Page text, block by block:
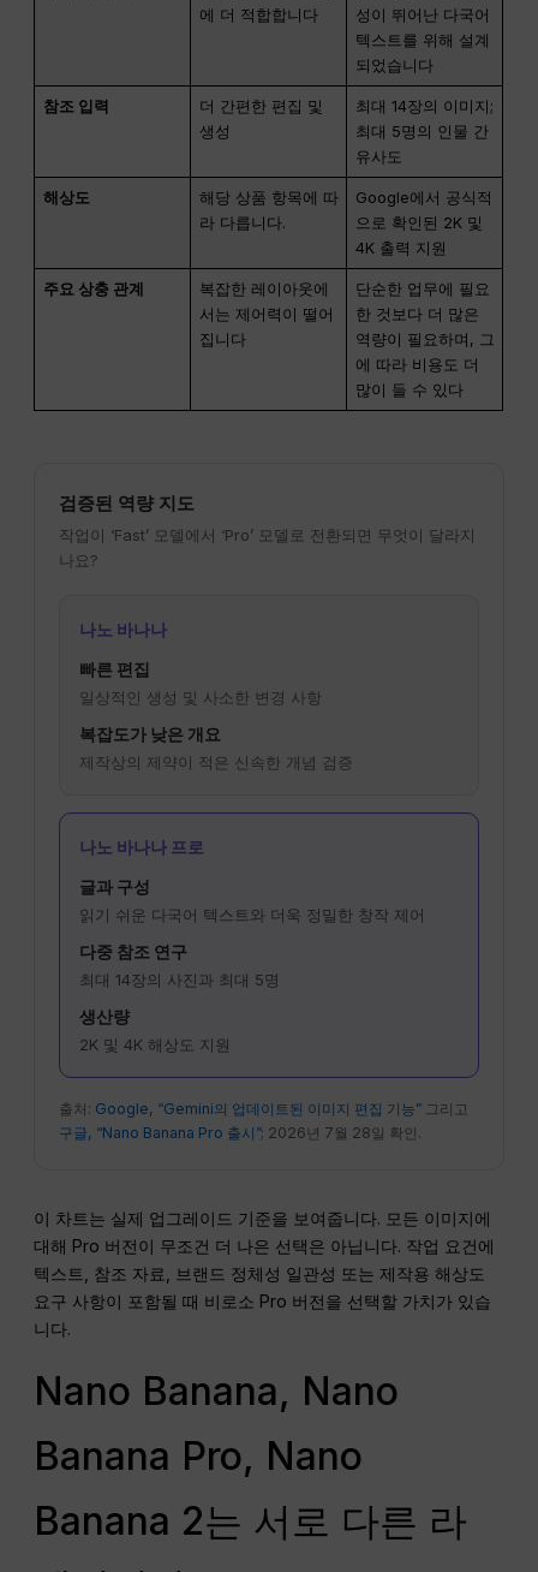
에 더 적합합니다
성이 뛰어난 다국어
텍스트를 위해 설계
되었습니다
참조 입력
더 간편한 편집 및
생성
최대 14장의 이미지;
최대 5명의 인물 간
유사도
해상도
해당 상품 항목에 따
라 다릅니다.
Google에서 공식적
으로 확인된 2K 및
4K 출력 지원
주요 상충 관계
복잡한 레이아웃에
서는 제어력이 떨어
집니다
단순한 업무에 필요
한 것보다 더 많은
역량이 필요하며, 그
에 따라 비용도 더
많이 들 수 있다
검증된 역량 지도
작업이 ‘Fast’ 모델에서 ‘Pro’ 모델로 전환되면 무엇이 달라지
나요?
나노 바나나
빠른 편집
일상적인 생성 및 사소한 변경 사항
복잡도가 낮은 개요
제작상의 제약이 적은 신속한 개념 검증
나노 바나나 프로
글과 구성
읽기 쉬운 다국어 텍스트와 더욱 정밀한 창작 제어
다중 참조 연구
최대 14장의 사진과 최대 5명
생산량
2K 및 4K 해상도 지원
출처: Google, “Gemini의 업데이트된 이미지 편집 기능” 그리고
구글, “Nano Banana Pro 출시”; 2026년 7월 28일 확인.
이 차트는 실제 업그레이드 기준을 보여줍니다. 모든 이미지에
대해 Pro 버전이 무조건 더 나은 선택은 아닙니다. 작업 요건에
텍스트, 참조 자료, 브랜드 정체성 일관성 또는 제작용 해상도
요구 사항이 포함될 때 비로소 Pro 버전을 선택할 가치가 있습
니다.
Nano Banana, Nano
Banana Pro, Nano
Banana 2는 서로 다른 라